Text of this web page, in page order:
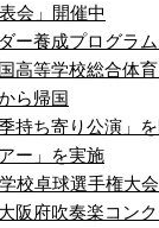
会」開催中
ー養成プログラ
高等学校総合体
ら帰国
持ち寄り公演」
ー」を実施
校卓球選手権大
阪府吹奏楽コン